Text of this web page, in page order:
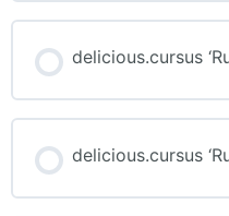
0% COMPLETE 0/0 Steps
delicious.cursus
0% COMPLETE 0/0 Steps
delicious.cursus